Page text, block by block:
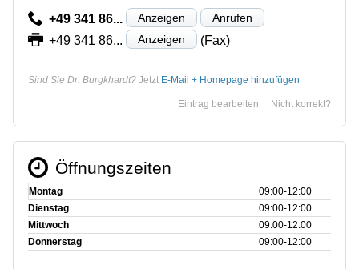
+49 341 86... Anzeigen Anrufen
+49 341 86... Anzeigen (Fax)
Sind Sie Dr. Burgkhardt? Jetzt E-Mail + Homepage hinzufügen
Nicht korrekt?
Eintrag bearbeiten
Öffnungszeiten
Montag
09:00‑12:00
Dienstag
09:00‑12:00
Mittwoch
09:00‑12:00
Donnerstag
09:00‑12:00